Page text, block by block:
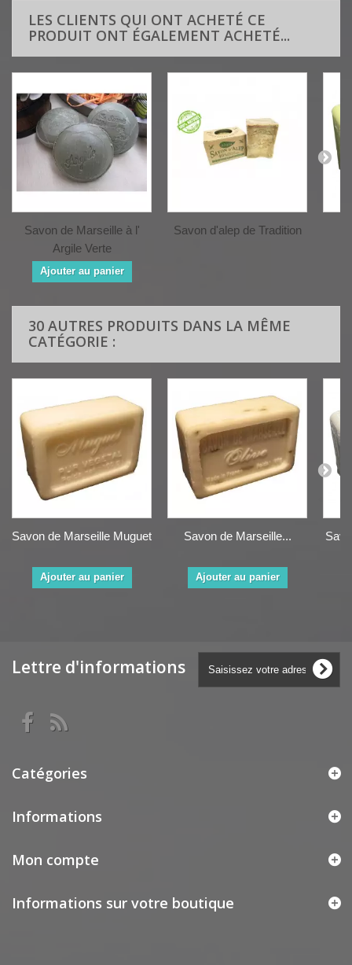
LES CLIENTS QUI ONT ACHETÉ CE
PRODUIT ONT ÉGALEMENT ACHETÉ...
Savon de Marseille à l'
Argile Verte
Ajouter au panier
Savon d'alep de Tradition
30 AUTRES PRODUITS DANS LA MÊME
CATÉGORIE :
Savon de Marseille Muguet
Ajouter au panier
Savon de Marseille...
Ajouter au panier
Lettre d'informations
Catégories
Informations
Mon compte
Informations sur votre boutique